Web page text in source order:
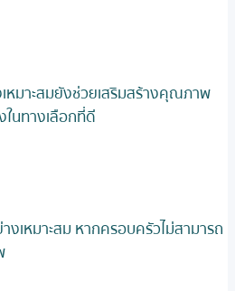
มาะสมยังช่วยเสริมสร้างคุณภาพ
นทางเลือกที่ดี
เหมาะสม หากครอบครัวไม่สามารถ